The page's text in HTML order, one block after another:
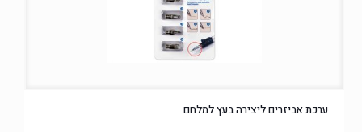
ערכת אביזרים ליצירה בעץ למלחם